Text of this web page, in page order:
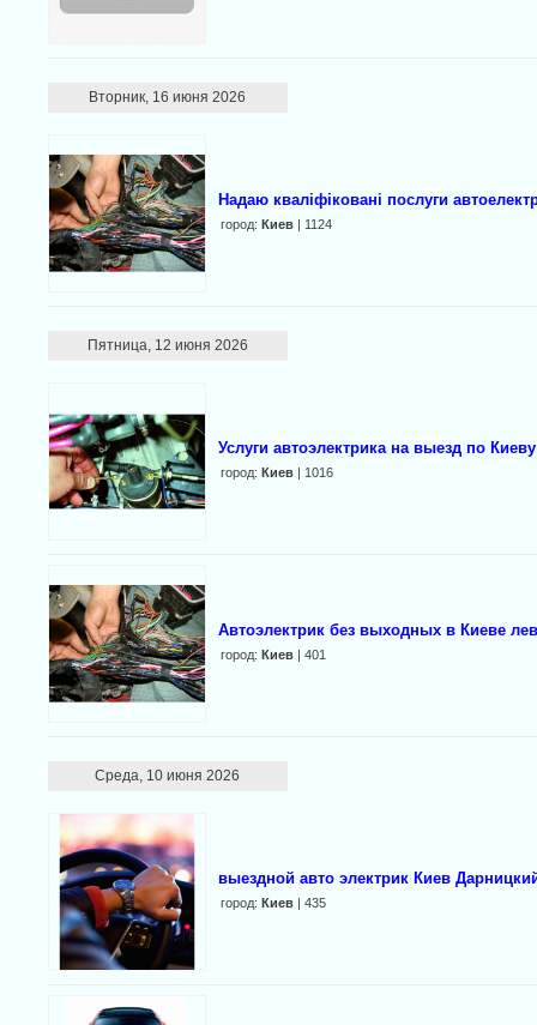
Вторник, 16 июня 2026
Надаю кваліфіковані послуги
город: Киев | 1124
Пятница, 12 июня 2026
Услуги автоэлектрика на выезд по
город: Киев | 1016
Автоэлектрик без выходных в Киеве
город: Киев | 401
Среда, 10 июня 2026
выездной авто электрик Киев
город: Киев | 435